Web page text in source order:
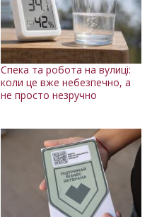
Спека та робота на вулиці:
коли це вже небезпечно, а
не просто незручно